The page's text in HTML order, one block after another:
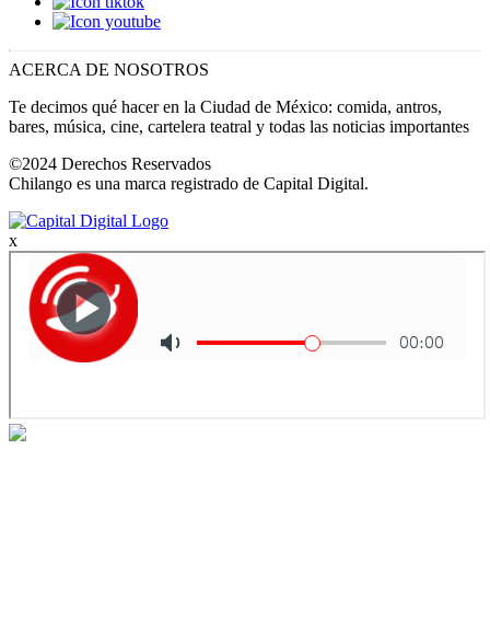
ACERCA DE NOSOTROS
Te decimos qué hacer en la Ciudad de México: comida, antros,
bares, música, cine, cartelera teatral y todas las noticias importantes
©2024 Derechos Reservados
Chilango es una marca registrado de Capital Digital.
x